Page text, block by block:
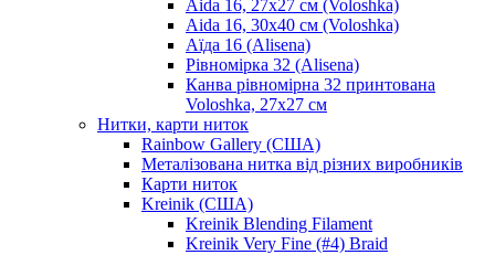
Aida 16, 27х27 см (Voloshka)
Aida 16, 30х40 см (Voloshka)
Аїда 16 (Alisena)
Рівномірка 32 (Alisena)
Канва рівномірна 32 принтована
Voloshka, 27х27 см
Нитки, карти ниток
Rainbow Gallery (США)
Металізована нитка від різних виробників
Карти ниток
Kreinik (США)
Kreinik Blending Filament
Kreinik Very Fine (#4) Braid